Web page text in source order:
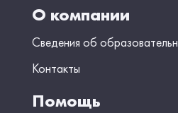
О компании
Сведения об
Контакты
Помощь